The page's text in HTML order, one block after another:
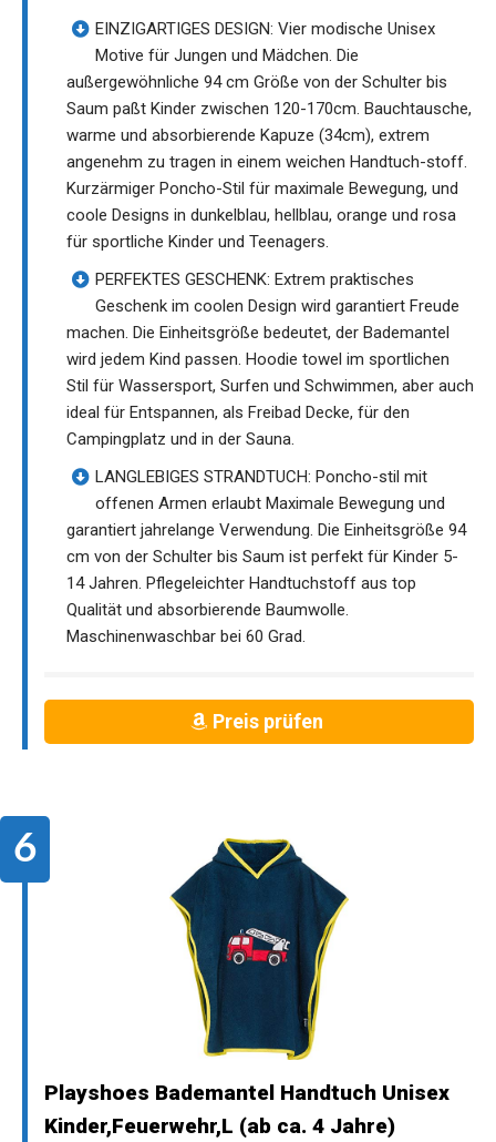
EINZIGARTIGES DESIGN: Vier modische Unisex
Motive für Jungen und Mädchen. Die
außergewöhnliche 94 cm Größe von der Schulter bis
Saum paßt Kinder zwischen 120-170cm. Bauchtausche,
warme und absorbierende Kapuze (34cm), extrem
angenehm zu tragen in einem weichen Handtuch-stoff.
Kurzärmiger Poncho-Stil für maximale Bewegung, und
coole Designs in dunkelblau, hellblau, orange und rosa
für sportliche Kinder und Teenagers.
PERFEKTES GESCHENK: Extrem praktisches
Geschenk im coolen Design wird garantiert Freude
machen. Die Einheitsgröße bedeutet, der Bademantel
wird jedem Kind passen. Hoodie towel im sportlichen
Stil für Wassersport, Surfen und Schwimmen, aber auch
ideal für Entspannen, als Freibad Decke, für den
Campingplatz und in der Sauna.
LANGLEBIGES STRANDTUCH: Poncho-stil mit
offenen Armen erlaubt Maximale Bewegung und
garantiert jahrelange Verwendung. Die Einheitsgröße 94
cm von der Schulter bis Saum ist perfekt für Kinder 5-
14 Jahren. Pflegeleichter Handtuchstoff aus top
Qualität und absorbierende Baumwolle.
Maschinenwaschbar bei 60 Grad.
Preis prüfen
Playshoes Bademantel Handtuch Unisex
Kinder,Feuerwehr,L (ab ca. 4 Jahre)